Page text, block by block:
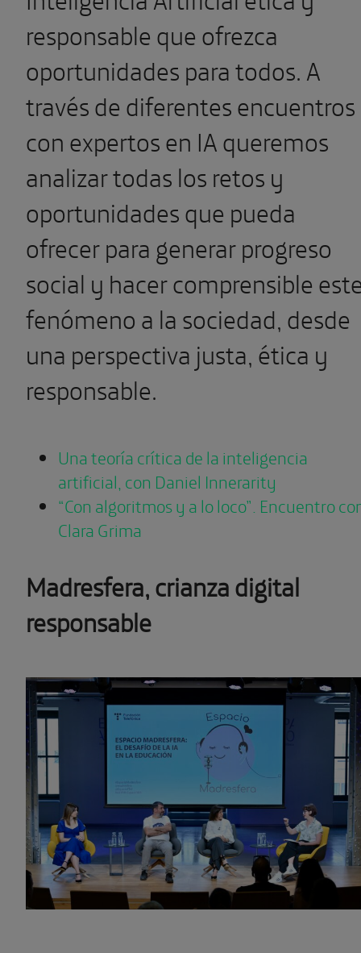
responsable que ofrezca
oportunidades para todos. A
través de diferentes encuentros
con expertos en IA queremos
analizar todas los retos y
oportunidades que pueda
ofrecer para generar progreso
social y hacer comprensible
fenómeno a la sociedad, desde
una perspectiva justa, ética y
responsable.
Una teoría crítica de la inteligencia
artificial, con Daniel Innerarity
“Con algoritmos y a lo loco”. Encuentro
Clara Grima
Madresfera, crianza digital
responsable